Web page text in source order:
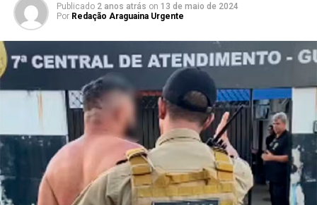
Publicado 2 anos atrás on 13 de maio de 2024
Por Redação Araguaina Urgente